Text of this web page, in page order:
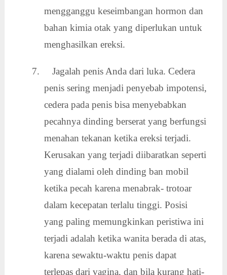
mengganggu keseimbangan hormon dan
bahan kimia otak yang diperlukan untuk
menghasilkan ereksi.
7. Jagalah penis Anda dari luka. Cedera
penis sering menjadi penyebab impotensi,
cedera pada penis bisa menyebabkan
pecahnya dinding berserat yang berfungsi
menahan tekanan ketika ereksi terjadi.
Kerusakan yang terjadi diibaratkan seperti
yang dialami oleh dinding ban mobil
ketika pecah karena menabrak- trotoar
dalam kecepatan terlalu tinggi. Posisi
yang paling memungkinkan peristiwa ini
terjadi adalah ketika wanita berada di atas,
karena sewaktu-waktu penis dapat
terlepas dari vagina, dan bila kurang hati-